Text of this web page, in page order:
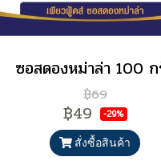
ซอสดองหม่าล่า 100
฿69
฿49 -29%
สั่งซื้อสินค้า